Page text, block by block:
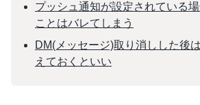
プッシュ通知が設定されている
ことはバレてしまう
DM(メッセージ)取り消しした後
えておくといい